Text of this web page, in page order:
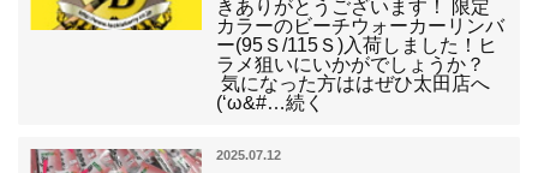
きありがとうございます！ 限定
カラーのビーチウォーカーリンバ
ー(95Ｓ/115Ｓ)入荷しました！ヒ
ラメ狙いにいかがでしょうか？
気になった方ははぜひ太田店へ
(‘ω&#…続く
2025.07.12